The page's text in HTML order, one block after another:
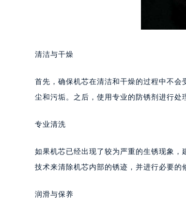
长沙市芙蓉区定王台街道
郑州市二七区铭功路10号
乌鲁木齐市天山区红山路
温州市鹿城区锦绣路1067
东莞市东城街道鸿福东路1
清洁与干燥
首先，确保机芯在清洁和干燥的过程中不
尘和污垢。之后，使用专业的防锈剂进行处
专业清洗
如果机芯已经出现了较为严重的生锈现象
技术来清除机芯内部的锈迹，并进行必要的
润滑与保养